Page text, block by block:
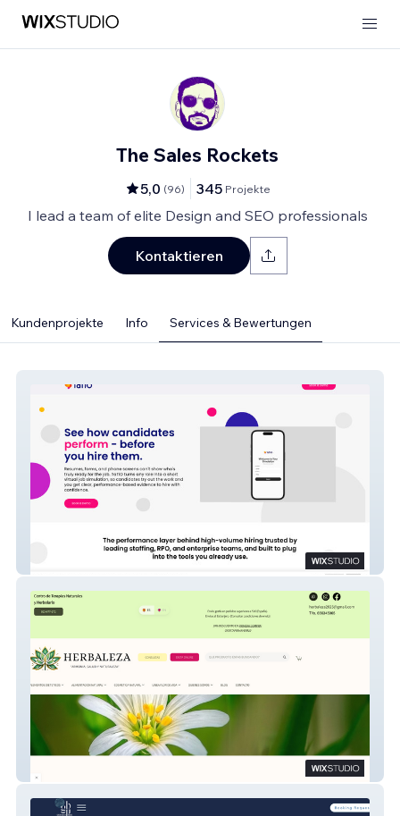
The Sales Rockets
5,0 (96) 345 Projekte
I lead a team of elite Design and SEO professionals
Kontaktieren
Kundenprojekte Info Services & Bewertungen